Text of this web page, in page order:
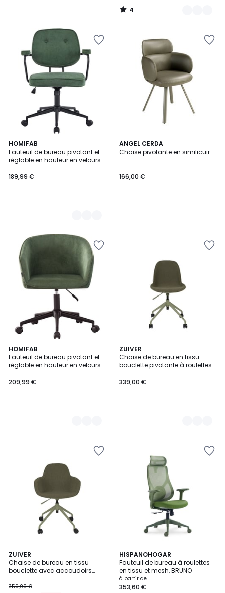
4
/
HOMIFAB
Fauteuil de bureau pivotant et
réglable en hauteur en velours
189,99 €
2
Couleurs
ANGEL CERDA
Chaise pivotante en similicuir
166,00 €
HOMIFAB
Fauteuil de bureau pivotant et
réglable en hauteur en velours
209,99 €
2
Couleurs
ZUIVER
Chaise de bureau en tissu
bouclette pivotante à roulettes-
339,00 €
2
Couleurs
ZUIVER
Chaise de bureau en tissu
bouclette avec accoudoirs
KUIP
359,00 €
2
Couleurs
HISPANOHOGAR
Fauteuil de bureau à roulettes
en tissu et mesh, BRUNO
à partir de
353,60 €
3
Couleurs